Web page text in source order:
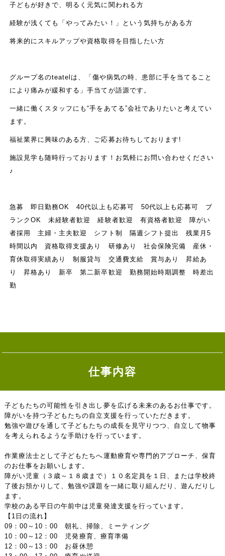
子どもが好きで、明るく元気に関われる方
経験が浅くても「やってみたい！」という気持ちがある方
将来的にスキルアップや資格取得を目指したい方
グループ名のteatelは、「傷や病気の時、患部に手を当てること
により痛みが緩和する」手当てが語源です。
一緒に働くスタッフにも“手をあてる”会社でありたいと考えてい
ます。
福祉業界に興味のある方、ご応募お待ちしております!
施設見学も随時行っております！お気軽にお問い合わせください
♪
急募 即日勤務OK 40代以上も応募可 50代以上も応募可 ブ
ランクOK 未経験者歓迎 経験者歓迎 有資格者歓迎 障がい
者採用 主婦・主夫歓迎 シフト制 隔週シフト提出 残業月5
時間以内 資格取得支援あり 研修あり 社会保険完備 産休・
育休取得実績あり 制服貸与 交通費支給 賞与あり 昇給あ
り 昇格あり 新卒 第二新卒歓迎 勤務開始時期調整 時差出
勤
仕事内容
子どもたちの可能性を引き出し夢を広げる未来のあるお仕事です。
障がいを持つ子どもたちの自立支援を行っていただきます。
勉強や遊びを通して子どもたちの成長を見守りつつ、自立して物事
を考えられるような手助けを行っています。
作業療法士として子どもたちへ運動療育や専門的アプローチ、保育
のお仕事をお願いします。
障がい児童（３歳～１８歳まで）１０名定員を１日、または学校終
了後お預かりして、勉強や課題を一緒に取り組んだり、遊んだりし
ます。
学校のある平日の午前中は児童発達支援を行っています。
【1日の流れ】
09：00～10：00 朝礼、掃除、ミーティング
10：00～12：00 児発療育、療育準備
12：00～13：00 お昼休憩